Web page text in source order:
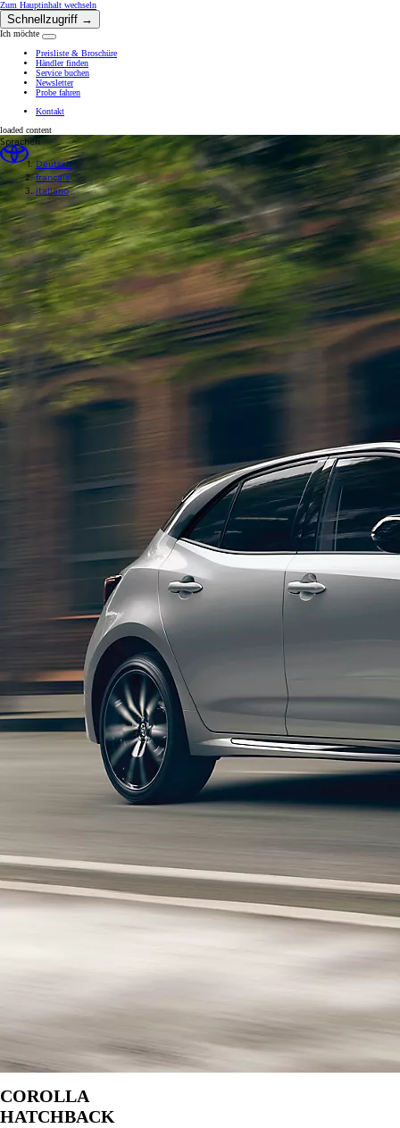
Zum Hauptinhalt wechseln(Eingabetaste drücken)
Schnellzugriff →
Ich möchte
Klicken um das Reach-Out-Menü zu schliessen
Preisliste & Broschüre
Händler finden
Service buchen
Newsletter
Probe fahren
Kontakt
Sprachen
Deutsch
français
italiano
loaded content
COROLLA
HATCHBACK